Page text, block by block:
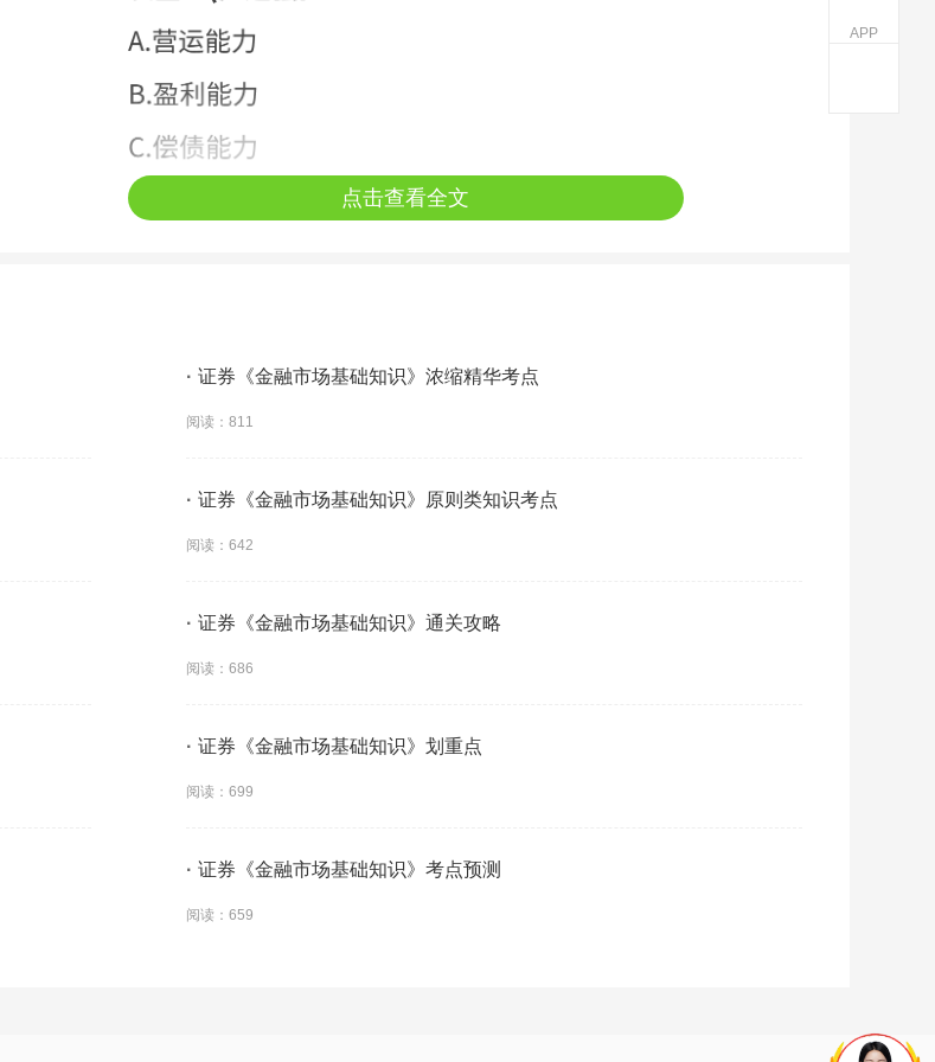
点击查看全文
· 证券《金融市场基础知识》浓缩精华考点
阅读：811
· 证券《金融市场基础知识》原则类知识考点
阅读：642
· 证券《金融市场基础知识》通关攻略
阅读：686
· 证券《金融市场基础知识》划重点
阅读：699
· 证券《金融市场基础知识》考点预测
阅读：659
APP